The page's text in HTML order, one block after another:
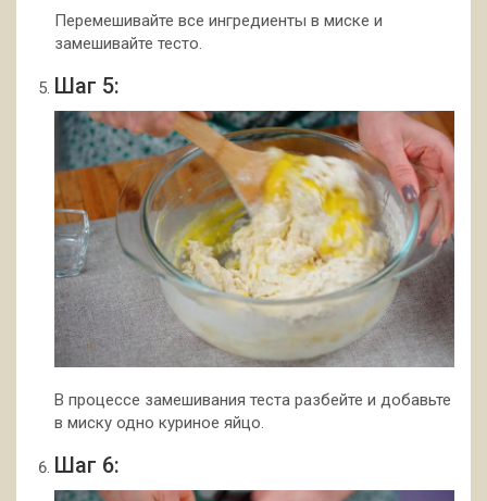
Перемешивайте все ингредиенты в миске и
замешивайте тесто.
Шаг 5:
В процессе замешивания теста разбейте и добавьте
в миску одно куриное яйцо.
Шаг 6: